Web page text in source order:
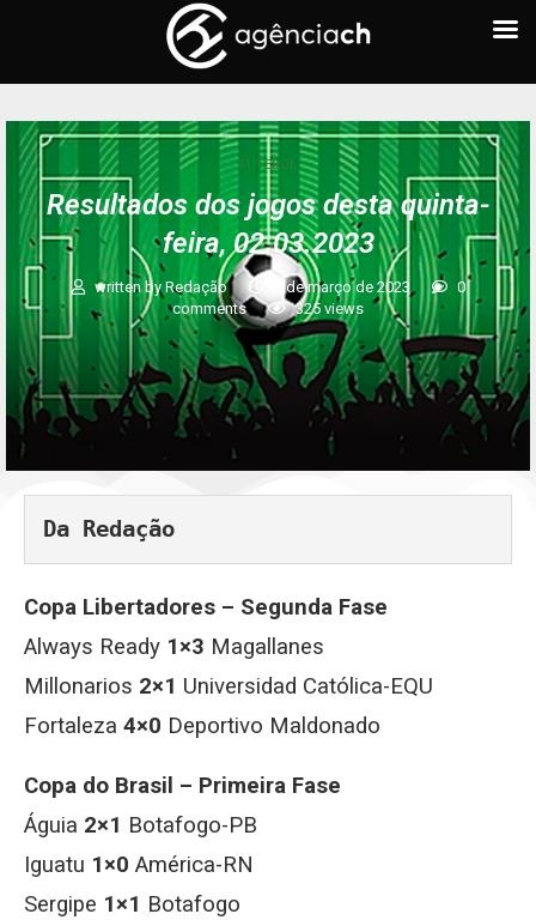
FUTEBOL
Resultados dos jogos desta quinta-
feira, 02.03.2023
written by Redação 2 de março de 2023
0
comments
325 views
Da Redação
Copa Libertadores – Segunda Fase
Always Ready 1×3 Magallanes
Millonarios 2×1 Universidad Católica-EQU
Fortaleza 4×0 Deportivo Maldonado
Copa do Brasil – Primeira Fase
Águia 2×1 Botafogo-PB
Iguatu 1×0 América-RN
Sergipe 1×1 Botafogo